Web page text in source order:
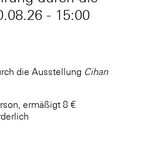
- 15:00
die Ausstellung Cihan
ermäßigt 8 €